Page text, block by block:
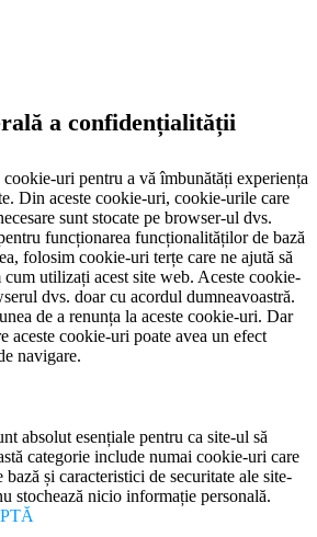
a confidențialității
uri pentru a vă îmbunătăți experiența
Din aceste cookie-uri, cookie-urile care
sunt stocate pe browser-ul dvs.
funcționarea funcționalităților de bază
folosim cookie-uri terțe care ne ajută să
cum utilizați acest site web. Aceste cookie-
dvs. doar cu acordul dumneavoastră.
de a renunța la aceste cookie-uri. Dar
aceste cookie-uri poate avea un efect
navigare.
absolut esențiale pentru ca site-ul să
categorie include numai cookie-uri care
și caracteristici de securitate ale site-
stochează nicio informație personală.